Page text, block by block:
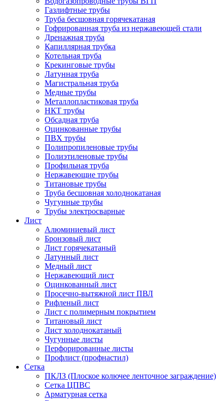
Газлифтные трубы
Труба бесшовная горячекатаная
Гофрированная труба из нержавеющей стали
Дренажная труба
Капиллярная трубка
Котельная труба
Крекинговые трубы
Латунная труба
Магистральная труба
Медные трубы
Металлопластиковая труба
НКТ трубы
Обсадная труба
Оцинкованные трубы
ПВХ трубы
Полипропиленовые трубы
Полиэтиленовые трубы
Профильная труба
Нержавеющие трубы
Титановые трубы
Труба бесшовная холоднокатаная
Чугунные трубы
Трубы электросварные
Лист
Алюминиевый лист
Бронзовый лист
Лист горячекатаный
Латунный лист
Медный лист
Нержавеющий лист
Оцинкованный лист
Просечно-вытяжной лист ПВЛ
Рифленый лист
Лист с полимерным покрытием
Титановый лист
Лист холоднокатаный
Чугунные листы
Перфорированные листы
Профлист (профнастил)
Сетка
ПКЛЗ (Плоское колючее ленточное заграждение)
Сетка ЦПВС
Арматурная сетка